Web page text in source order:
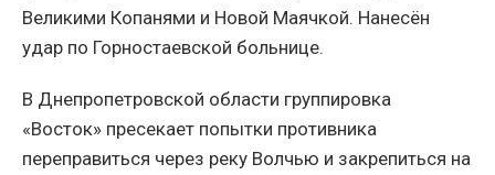
Великими Копанями и Новой Маячкой. Нанесён
удар по Горностаевской больнице.
В Днепропетровской области группировка
«Восток» пресекает попытки противника
переправиться через реку Волчью и закрепиться на